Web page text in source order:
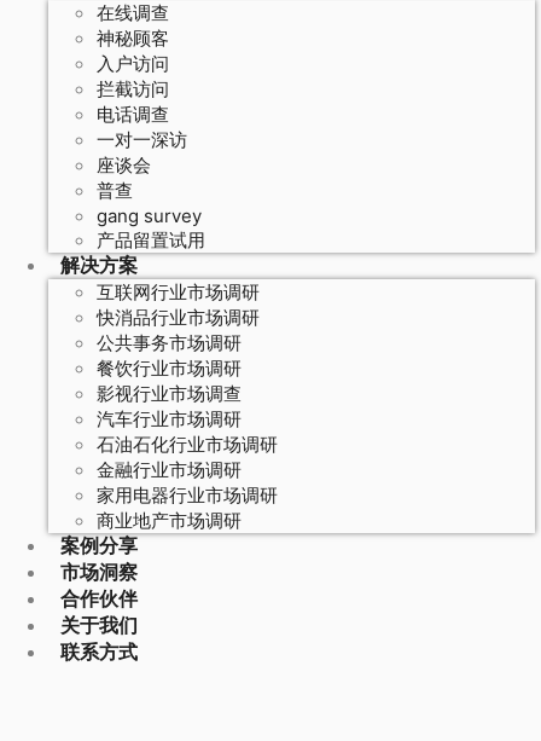
在线调查
神秘顾客
入户访问
拦截访问
电话调查
一对一深访
座谈会
普查
gang survey
产品留置试用
解决方案
互联网行业市场调研
快消品行业市场调研
公共事务市场调研
餐饮行业市场调研
影视行业市场调查
汽车行业市场调研
石油石化行业市场调研
金融行业市场调研
家用电器行业市场调研
商业地产市场调研
案例分享
市场洞察
合作伙伴
关于我们
联系方式